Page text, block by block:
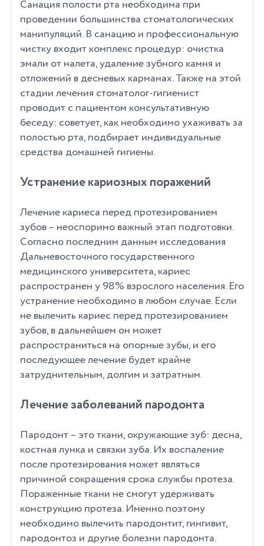
Санация полости рта необходима при
проведении большинства стоматологических
манипуляций. В санацию и профессиональную
чистку входит комплекс процедур: очистка
эмали от налета, удаление зубного камня и
отложений в десневых карманах. Также на этой
стадии лечения стоматолог-гигиенист
проводит с пациентом консультативную
беседу: советует, как необходимо ухаживать за
полостью рта, подбирает индивидуальные
средства домашней гигиены.
Устранение кариозных поражений
Лечение кариеса перед протезированием
зубов – неоспоримо важный этап подготовки.
Согласно последним данным исследования
Дальневосточного государственного
медицинского университета, кариес
распространен у 98% взрослого населения. Его
устранение необходимо в любом случае. Если
не вылечить кариес перед протезированием
зубов, в дальнейшем он может
распространиться на опорные зубы, и его
последующее лечение будет крайне
затруднительным, долгим и затратным.
Лечение заболеваний пародонта
Пародонт – это ткани, окружающие зуб: десна,
костная лунка и связки зуба. Их воспаление
после протезирования может являться
причиной сокращения срока службы протеза.
Пораженные ткани не смогут удерживать
конструкцию протеза. Именно поэтому
необходимо вылечить пародонтит, гингивит,
пародонтоз и другие болезни пародонта.